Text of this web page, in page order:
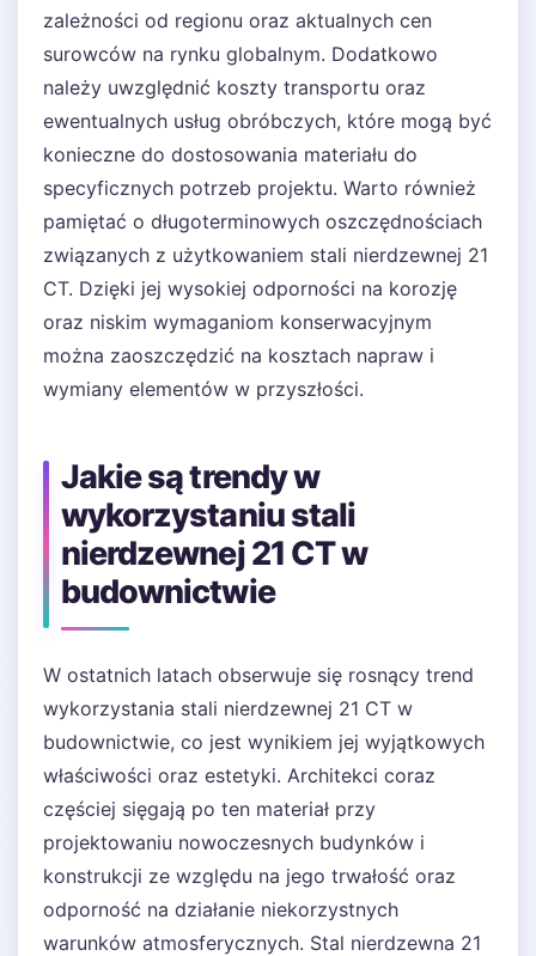
zależności od regionu oraz aktualnych cen
surowców na rynku globalnym. Dodatkowo
należy uwzględnić koszty transportu oraz
ewentualnych usług obróbczych, które mogą być
konieczne do dostosowania materiału do
specyficznych potrzeb projektu. Warto również
pamiętać o długoterminowych oszczędnościach
związanych z użytkowaniem stali nierdzewnej 21
CT. Dzięki jej wysokiej odporności na korozję
oraz niskim wymaganiom konserwacyjnym
można zaoszczędzić na kosztach napraw i
wymiany elementów w przyszłości.
Jakie są trendy w
wykorzystaniu stali
nierdzewnej 21 CT w
budownictwie
W ostatnich latach obserwuje się rosnący trend
wykorzystania stali nierdzewnej 21 CT w
budownictwie, co jest wynikiem jej wyjątkowych
właściwości oraz estetyki. Architekci coraz
częściej sięgają po ten materiał przy
projektowaniu nowoczesnych budynków i
konstrukcji ze względu na jego trwałość oraz
odporność na działanie niekorzystnych
warunków atmosferycznych. Stal nierdzewna 21